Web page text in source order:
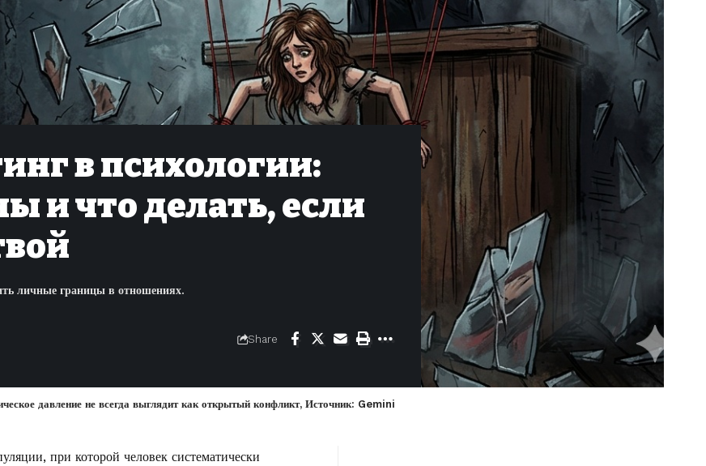
в психологии:
и что делать, если
личные границы в отношениях.
Share
давление не всегда выглядит как открытый конфликт, Источник: Gemini
при которой человек систематически